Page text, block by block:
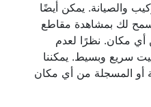
والصيانة. يمكن أيضًا
لك بمشاهدة مقاطع
أي مكان. نظرًا لعدم
سريع وبسيط. يمكننا
أو المسجلة من أي مكان